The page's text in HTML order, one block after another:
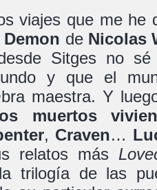
viajes que me he
de Nicolas
Sitges no
y que el
maestra. Y
muertos
, Craven…
relatos más
trilogía de las